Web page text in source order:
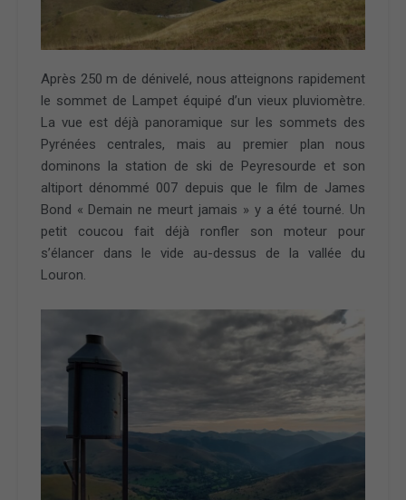
Après 250 m de dénivelé, nous atteignons rapidement
le sommet de Lampet équipé d’un vieux pluviomètre.
La vue est déjà panoramique sur les sommets des
Pyrénées centrales, mais au premier plan nous
dominons la station de ski de Peyresourde et son
altiport dénommé 007 depuis que le film de James
Bond « Demain ne meurt jamais » y a été tourné. Un
petit coucou fait déjà ronfler son moteur pour
s’élancer dans le vide au-dessus de la vallée du
Louron.